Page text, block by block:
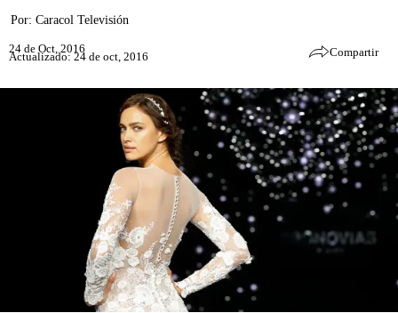
Por: Caracol Televisión
24 de Oct, 2016
Actualizado: 24 de oct, 2016 Compartir